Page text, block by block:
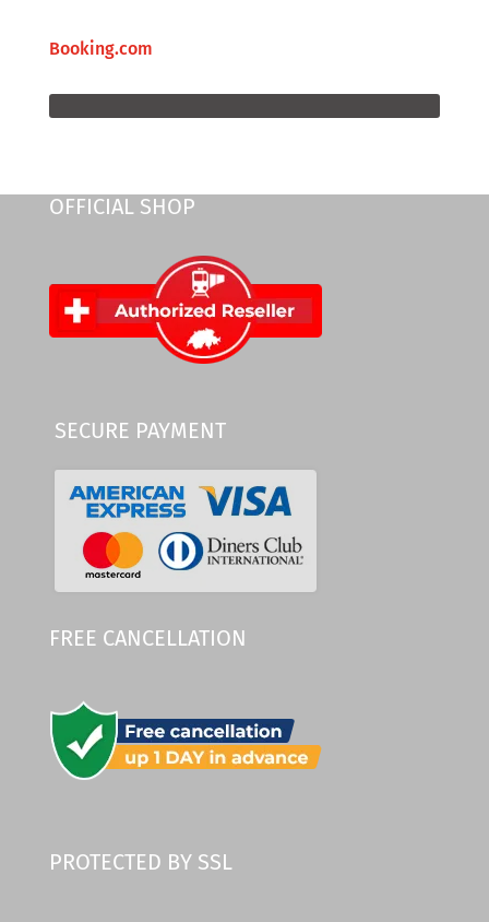
Booking.com
OFFICIAL SHOP
SECURE PAYMENT
FREE CANCELLATION
PROTECTED BY SSL